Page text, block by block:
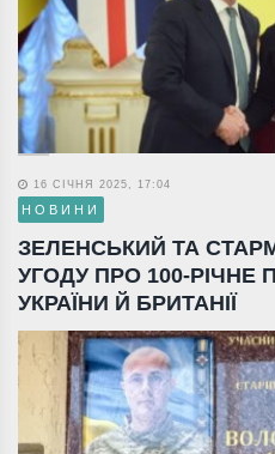
16 СІЧНЯ 2025, 17:04
НОВИНИ
ЗЕЛЕНСЬКИЙ ТА
УГОДУ ПРО 100-РІЧНЕ
УКРАЇНИ Й БРИТАНІЇ